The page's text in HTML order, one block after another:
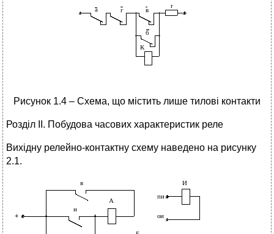
Рисунок 1.4 – Схема, що містить лише тилові контакти
Розділ ІІ. Побудова часових характеристик реле
Вихідну релейно-контактну схему наведено на рисунку
2.1.